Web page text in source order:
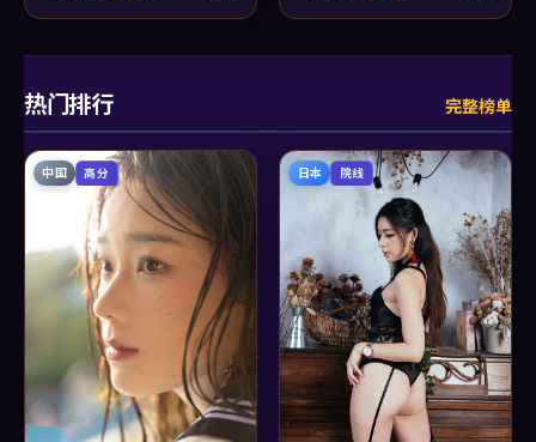
热门排行 完整榜单
中国 高分 日本 院线